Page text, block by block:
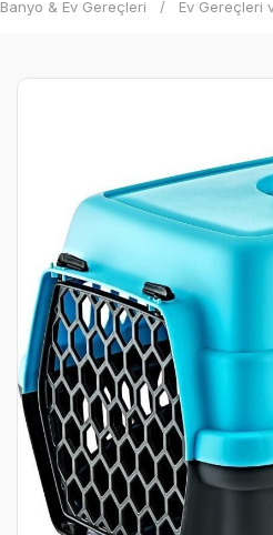
Banyo & Ev Gereçleri Ev Gereçleri